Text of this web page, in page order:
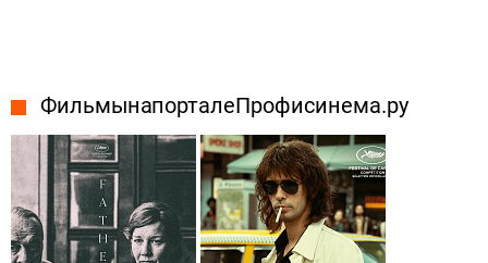
Фильмы на портале Профисинема.ру